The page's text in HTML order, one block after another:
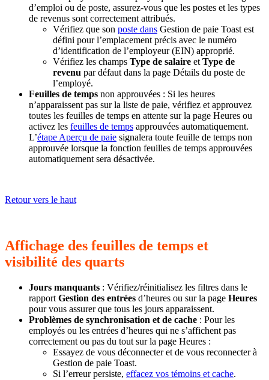
d’emploi ou de poste, assurez-vous que les postes et les types
de revenus sont correctement attribués.
Vérifiez que son poste dans Gestion de paie Toast est
défini pour l’emplacement précis avec le numéro
d’identification de l’employeur (EIN) approprié.
Vérifiez les champs Type de salaire et Type de
revenu par défaut dans la page Détails du poste de
l’employé.
Feuilles de temps non approuvées : Si les heures
n’apparaissent pas sur la liste de paie, vérifiez et approuvez
toutes les feuilles de temps en attente sur la page Heures ou
activez les feuilles de temps approuvées automatiquement.
L’étape Aperçu de paie signalera toute feuille de temps non
approuvée lorsque la fonction feuilles de temps approuvées
automatiquement sera désactivée.
Retour vers le haut
Affichage des feuilles de temps et
visibilité des quarts
Jours manquants : Vérifiez/réinitialisez les filtres dans le
rapport Gestion des entrées d’heures ou sur la page Heures
pour vous assurer que tous les jours apparaissent.
Problèmes de synchronisation et de cache : Pour les
employés ou les entrées d’heures qui ne s’affichent pas
correctement ou pas du tout sur la page Heures :
Essayez de vous déconnecter et de vous reconnecter à
Gestion de paie Toast.
Si l’erreur persiste, effacez vos témoins et cache.